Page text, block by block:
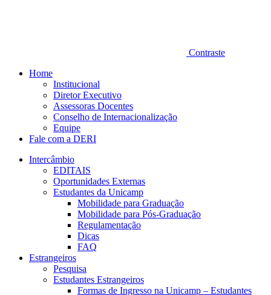
Contraste
Home
Institucional
Diretor Executivo
Assessoras Docentes
Conselho de Internacionalização
Equipe
Fale com a DERI
Intercâmbio
EDITAIS
Oportunidades Externas
Estudantes da Unicamp
Mobilidade para Graduação
Mobilidade para Pós-Graduação
Regulamentação
Dicas
FAQ
Estrangeiros
Pesquisa
Estudantes Estrangeiros
Formas de Ingresso na Unicamp – Estudantes